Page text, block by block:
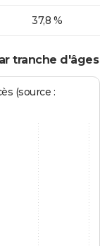
37,8 %
tranche d'âges
(source :